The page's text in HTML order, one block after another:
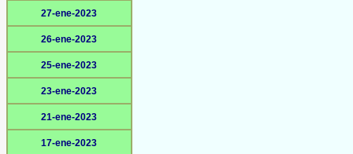
27-ene-2023
26-ene-2023
25-ene-2023
23-ene-2023
21-ene-2023
17-ene-2023